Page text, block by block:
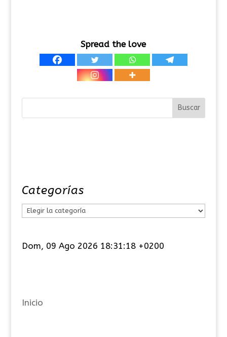
Spread the love
Categorías
e
í
Dom, 09 Ago 2026 18:31:18 +0200
Inicio